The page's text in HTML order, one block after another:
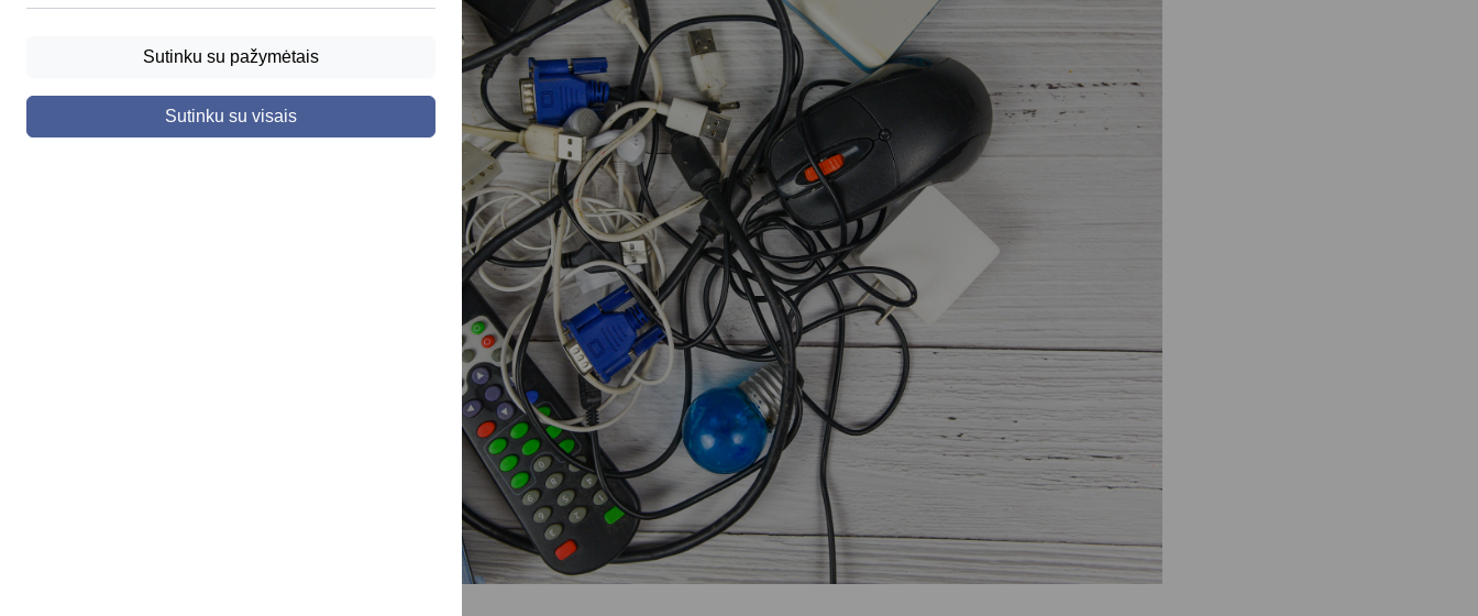
Sutinku su pažymėtais
Sutinku su visais
Pranešėjų apsauga
Asmens duomenų apsauga